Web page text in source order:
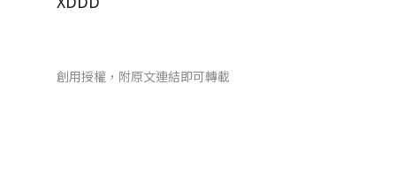
創用授權，附原文連結即可轉載